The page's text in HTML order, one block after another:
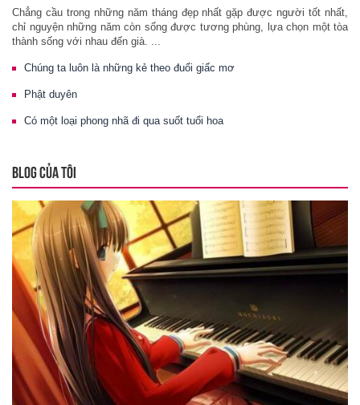
Chẳng cầu trong những năm tháng đẹp nhất gặp được người tốt nhất,
chỉ nguyện những năm còn sống được tương phùng, lựa chọn một tòa
thành sống với nhau đến già. ...
Chúng ta luôn là những kẻ theo đuổi giấc mơ
Phật duyên
Có một loại phong nhã đi qua suốt tuổi hoa
BLOG CỦA TÔI